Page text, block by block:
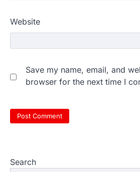
Website
Save my name, email, and
browser for the next time I
Search